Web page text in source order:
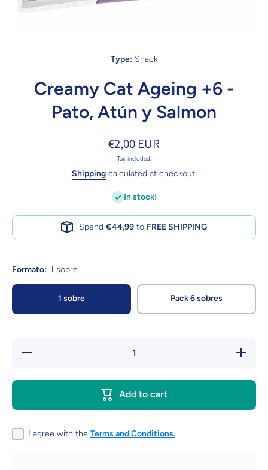
Type: Snack
Creamy Cat Ageing +6 -
Pato, Atún y Salmon
€2,00 EUR
Tax included.
Shippingcalculated at checkout.
In stock!
Spend €44,99to FREE SHIPPING
Formato: 1 sobre
1 sobre Pack 6 sobres
Decrease
Salmon
Increase
quantity
+6 -
Add to cart
I agree with the Terms and Conditions.